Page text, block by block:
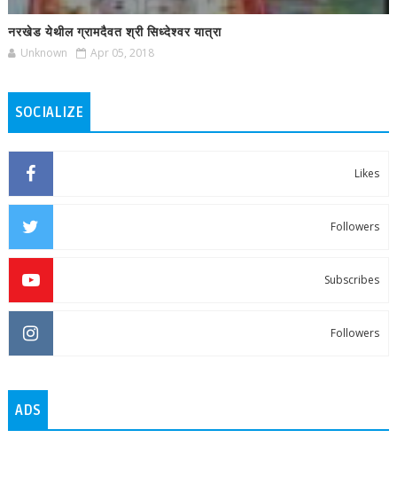
नरखेड येथील ग्रामदैवत श्री सिध्देश्वर यात्रा
Unknown
Apr 05, 2018
SOCIALIZE
Likes
Followers
Subscribes
Followers
ADS